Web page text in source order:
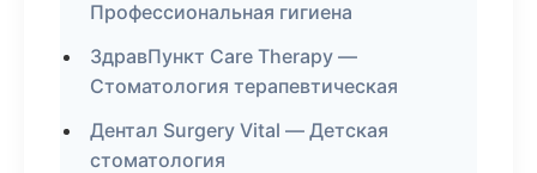
Профессиональная гигиена
ЗдравПункт Care Therapy —
Стоматология терапевтическая
Дентал Surgery Vital — Детская
стоматология